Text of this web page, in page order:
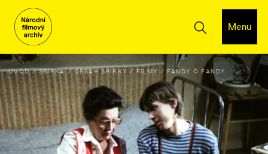
Menu
ÚVOD SBÍRKA OBSAH SBÍRKY FILMY FANDY Ó FANDY